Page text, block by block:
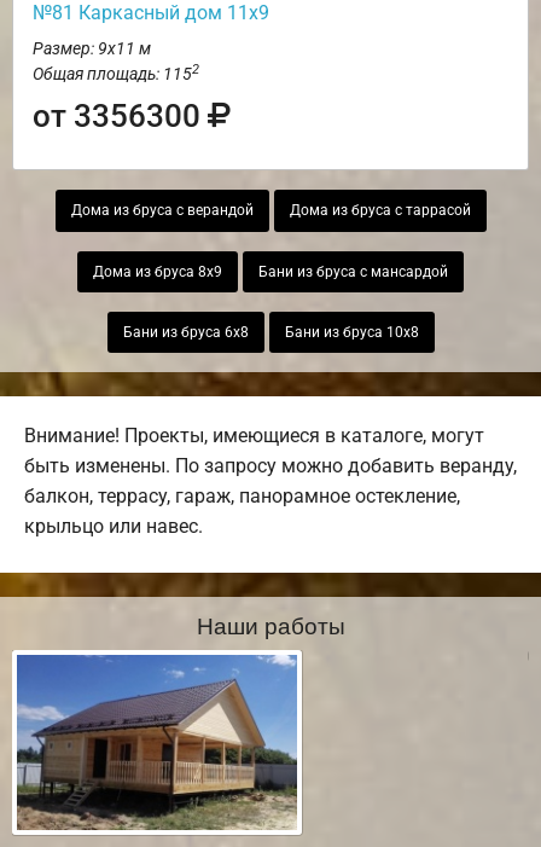
№81 Каркасный дом 11х9
Размер: 9х11 м
Общая площадь: 1152
от 3356300
Дома из бруса с верандой Дома из бруса с таррасой
Дома из бруса 8х9 Бани из бруса с мансардой
Бани из бруса 6х8 Бани из бруса 10х8
Внимание! Проекты, имеющиеся в каталоге, могут
быть изменены. По запросу можно добавить веранду,
балкон, террасу, гараж, панорамное остекление,
крыльцо или навес.
Наши работы